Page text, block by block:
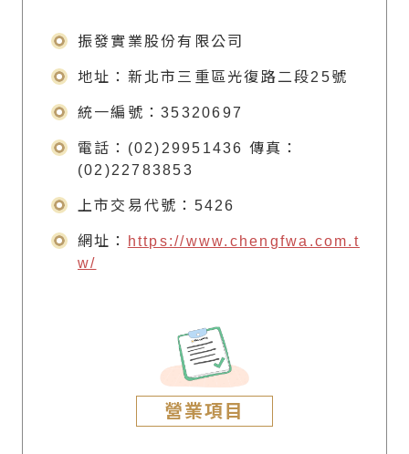
振發實業股份有限公司
地址：新北市三重區光復路二段25號
統一編號：35320697
電話：(02)29951436 傳真：
(02)22783853
上市交易代號：5426
網址：
https://www.chengfwa.com.t
w/
營業項目